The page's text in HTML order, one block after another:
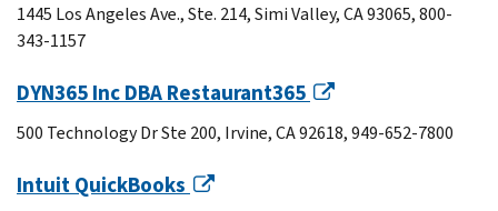
1445 Los Angeles Ave., Ste. 214, Simi Valley, CA 93065, 800-
343-1157
DYN365 Inc DBA Restaurant365
500 Technology Dr Ste 200, Irvine, CA 92618, 949-652-7800
Intuit QuickBooks